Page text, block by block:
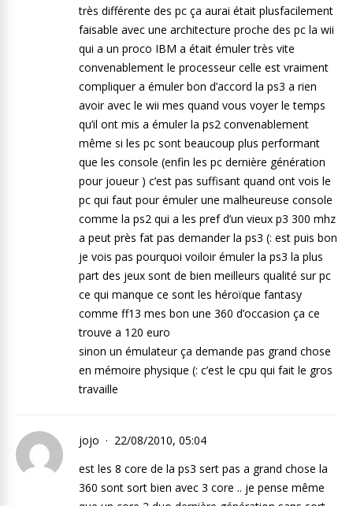
très différente des pc ça aurai était plusfacilement
faisable avec une architecture proche des pc la wii
qui a un proco IBM a était émuler très vite
convenablement le processeur celle est vraiment
compliquer a émuler bon d’accord la ps3 a rien
avoir avec le wii mes quand vous voyer le temps
qu’il ont mis a émuler la ps2 convenablement
même si les pc sont beaucoup plus performant
que les console (enfin les pc dernière génération
pour joueur ) c’est pas suffisant quand ont vois le
pc qui faut pour émuler une malheureuse console
comme la ps2 qui a les pref d’un vieux p3 300 mhz
a peut près fat pas demander la ps3 (: est puis bon
je vois pas pourquoi voiloir émuler la ps3 la plus
part des jeux sont de bien meilleurs qualité sur pc
ce qui manque ce sont les héroïque fantasy
comme ff13 mes bon une 360 d’occasion ça ce
trouve a 120 euro
sinon un émulateur ça demande pas grand chose
en mémoire physique (: c’est le cpu qui fait le gros
travaille
jojo
22/08/2010, 05:04
est les 8 core de la ps3 sert pas a grand chose la
360 sont sort bien avec 3 core .. je pense même